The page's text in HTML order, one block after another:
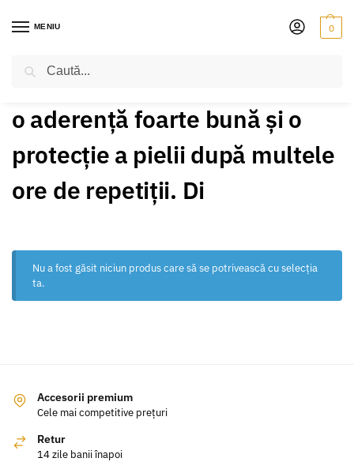
MENIU 0
o aderență foarte bună și o
protecție a pielii după multele
ore de repetiții. Di
Nu a fost găsit niciun produs care să se potrivească cu selecția
ta.
Accesorii premium
Cele mai competitive prețuri
Retur
14 zile banii înapoi